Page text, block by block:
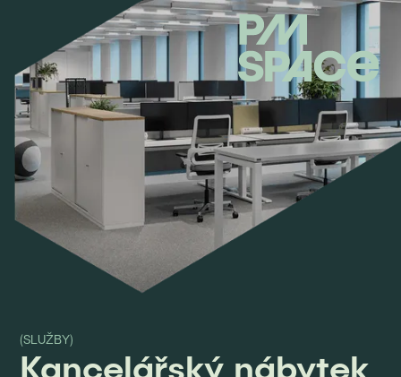
(SLUŽBY)